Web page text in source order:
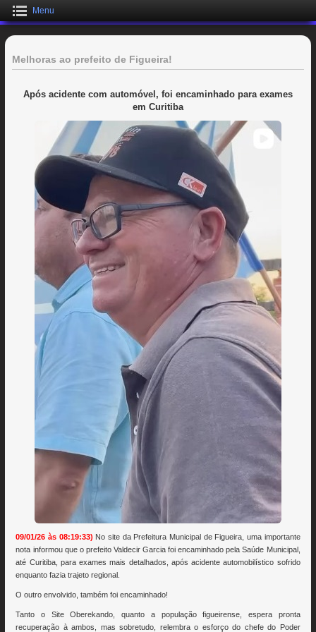
Menu
Melhoras ao prefeito de Figueira!
Após acidente com automóvel, foi encaminhado para exames
em Curitiba
09/01/26 às 08:19:33) No site da Prefeitura Municipal de Figueira, uma importante
nota informou que o prefeito Valdecir Garcia foi encaminhado pela Saúde Municipal,
até Curitiba, para exames mais detalhados, após acidente automobilístico sofrido
enquanto fazia trajeto regional.
O outro envolvido, também foi encaminhado!
Tanto o Site Oberekando, quanto a população figueirense, espera pronta
recuperação à ambos, mas sobretudo, relembra o esforço do chefe do Poder